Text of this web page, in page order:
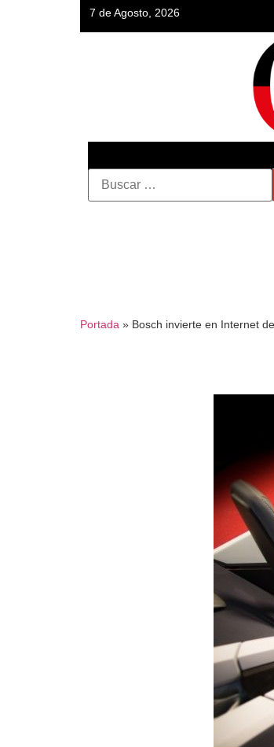
7 de Agosto, 2026
Portada » Bosch invierte en Internet